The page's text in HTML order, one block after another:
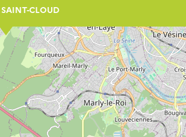
SAINT-CLOUD